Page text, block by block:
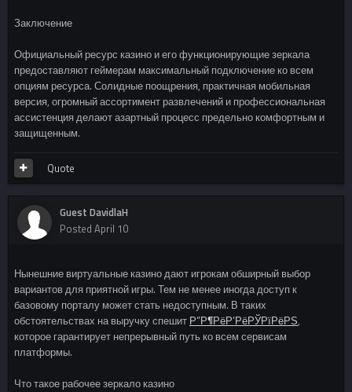
Заключение
Официальный ресурс казино и его функционирующие зеркала
предоставляют геймерам максимальный подключение ко всем
опциям ресурса. Солидные поощрения, практичная мобильная
версия, огромный ассортимент развлечений и профессиональная
ассистенция делают азартный процесс предельно комфортным и
защищенным.
Quote
Guest DavidlaH
Posted April 10
Нынешние виртуальные казино дают игрокам обширный выбор
вариантов для приятной игры. Тем не менее иногда доступ к
базовому порталу может стать недоступным. В таких
обстоятельствах на выручку спешит Р”Р¶РёР’РёРЎРїРёРЅ,
которое гарантирует непрерывный путь ко всем сервисам
платформы.
Что такое рабочее зеркало казино